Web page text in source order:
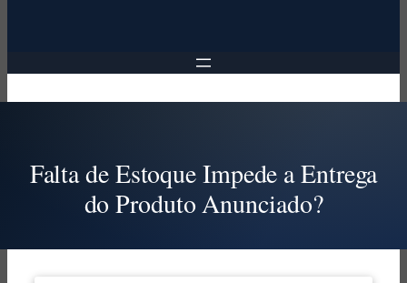
Falta de Estoque Impede a Entrega
do Produto Anunciado?